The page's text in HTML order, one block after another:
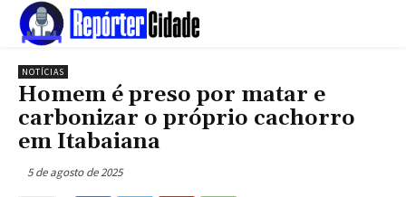
NOTÍCIAS
Homem é preso por matar e
carbonizar o próprio cachorro
em Itabaiana
5 de agosto de 2025